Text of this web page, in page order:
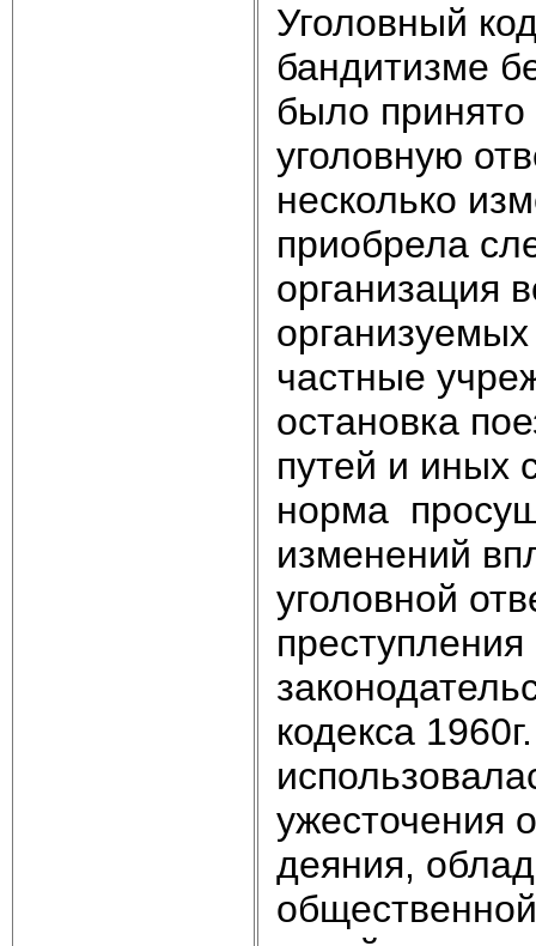
Уголовный
бандитизме
было принято
уголовную
несколько
приобрела
организация
частные
остановка
путей и иных
норма
изменений
уголовной
кодекса
ужесточения
деяния,